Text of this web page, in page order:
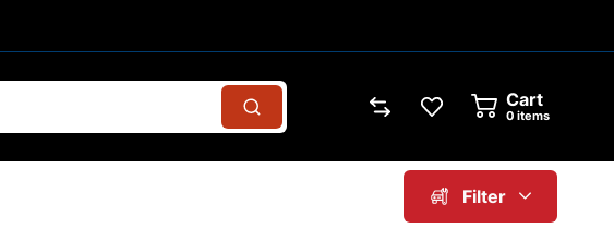
Cart
0 items
Filter